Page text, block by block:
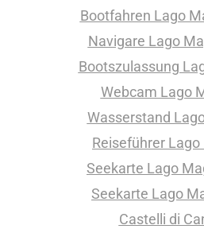
Bootfahren Lago
Navigare Lago
Bootszulassung
Webcam Lago
Wasserstand
Reiseführer
Seekarte Lago
Seekarte Lago
Castelli di